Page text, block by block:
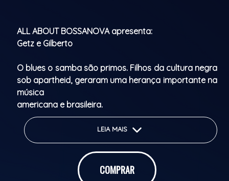
ALL ABOUT BOSSANOVA apresenta:
Getz e Gilberto
O blues o samba são primos. Filhos da cultura negra
sob apartheid, geraram uma herança importante na
música
americana e brasileira.
Um dos momentos em que os primos se
encontraram é no disco de João Gilberto com Stan
Getz. Esse momento aproxima dois representantes
dessa herança , o baiano com seu violão ritmado e
o saxofonista da Filadélfia que estudou com os
melhores em Nova York, mas por algum motivo se
LEIA MAIS
COMPRAR